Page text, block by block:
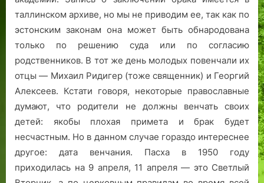
таллинском архиве, но мы не приводим ее, так как по
эстонским законам она может быть обнародована
только по решению суда или по согласию
родственников. В тот же день молодых повенчали их
отцы — Михаил Ридигер (тоже священник) и Георгий
Алексеев. Кстати говоря, некоторые православные
думают, что родители не должны венчать своих
детей: якобы плохая примета и брак будет
несчастным. Но в данном случае гораздо интереснее
другое: дата венчания. Пасха в 1950 году
приходилась на 9 апреля, 11 апреля — это Светлый